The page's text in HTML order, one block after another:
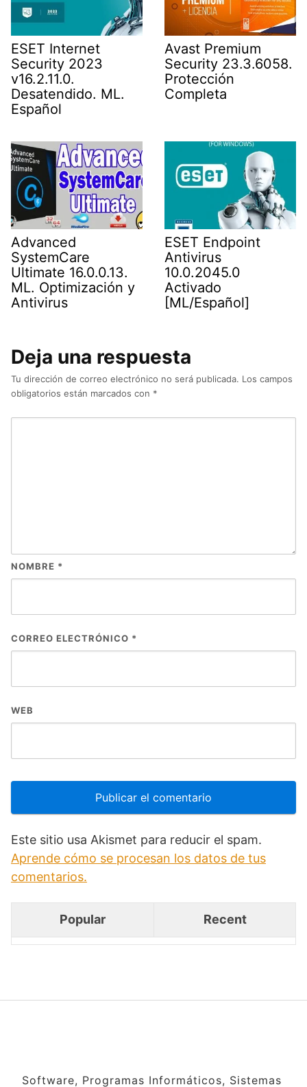
ESET Internet
Security 2023
v16.2.11.0.
Desatendido. ML.
Español
Avast Premium
Security 23.3.6058.
Protección
Completa
Advanced
SystemCare
Ultimate 16.0.0.13.
ML. Optimización y
Antivirus
ESET Endpoint
Antivirus
10.0.2045.0
Activado
[ML/Español]
Deja una respuesta
Tu dirección de correo electrónico no será publicada. Los campos
obligatorios están marcados con *
NOMBRE *
CORREO ELECTRÓNICO *
WEB
Este sitio usa Akismet para reducir el spam.
Aprende cómo se procesan los datos de tus
comentarios.
Popular Recent
Software, Programas Informáticos, Sistemas